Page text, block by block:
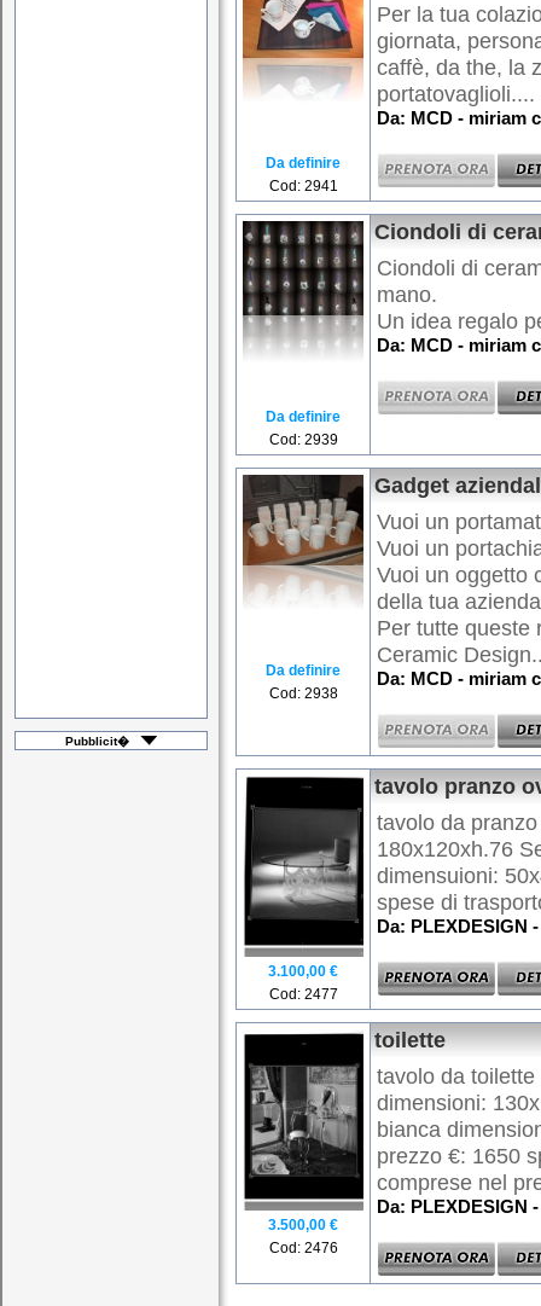
Pubblicit�
Da definire
Cod: 2941
Per la tua
giornata,
caffè, da the, la
portatovaglioli....
Da: MCD - miriam
Da definire
Cod: 2939
Ciondoli di
Ciondoli di
mano.
Un idea regalo
Da: MCD - miriam
Da definire
Cod: 2938
Gadget
Vuoi un
Vuoi un
Vuoi un oggetto
della tua
Per tutte queste
Ceramic
Da: MCD - miriam
3.100,00 €
Cod: 2477
tavolo pranzo
tavolo da
180x120xh.76
dimensuioni:
spese di
Da: PLEXDESIGN
3.500,00 €
Cod: 2476
toilette
tavolo da
dimensioni:
bianca
prezzo €: 1650
comprese nel
Da: PLEXDESIGN